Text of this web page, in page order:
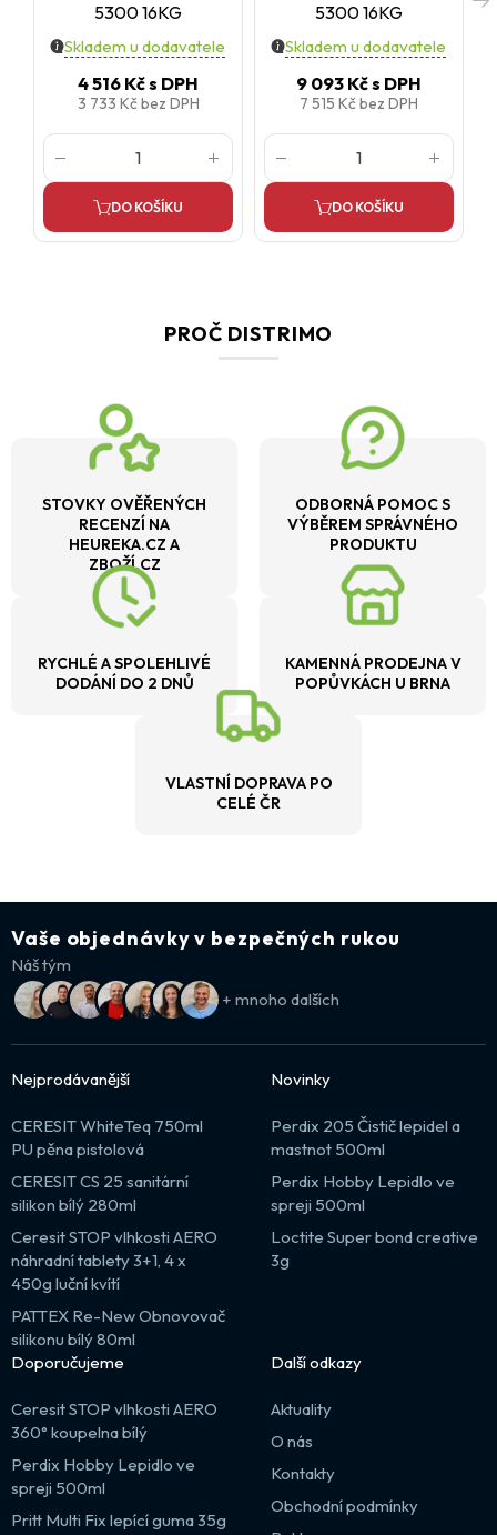
5300 16KG
Skladem u dodavatele
4 516 Kčs DPH
3 733 Kčbez DPH
DO KOŠÍKU
5300 16KG
Skladem u dodavatele
9 093 Kčs DPH
7 515 Kčbez DPH
DO KOŠÍKU
PROČ DISTRIMO
STOVKY OVĚŘENÝCH
RECENZÍ NA
HEUREKA.CZ A
ZBOŽÍ.CZ
ODBORNÁ POMOC S
VÝBĚREM SPRÁVNÉHO
PRODUKTU
RYCHLÉ A SPOLEHLIVÉ
DODÁNÍ DO 2 DNŮ
KAMENNÁ PRODEJNA V
POPŮVKÁCH U BRNA
VLASTNÍ DOPRAVA PO
CELÉ ČR
Vaše objednávky v bezpečných rukou
Náš tým
+ mnoho dalších
Nejprodávanější
CERESIT WhiteTeq 750ml
PU pěna pistolová
CERESIT CS 25 sanitární
silikon bílý 280ml
Ceresit STOP vlhkosti AERO
náhradní tablety 3+1, 4 x
450g luční kvítí
PATTEX Re-New Obnovovač
silikonu bílý 80ml
Novinky
Perdix 205 Čistič lepidel a
mastnot 500ml
Perdix Hobby Lepidlo ve
spreji 500ml
Loctite Super bond creative
3g
Doporučujeme
Ceresit STOP vlhkosti AERO
360° koupelna bílý
Perdix Hobby Lepidlo ve
spreji 500ml
Pritt Multi Fix lepící guma 35g
Další odkazy
Aktuality
O nás
Kontakty
Obchodní podmínky